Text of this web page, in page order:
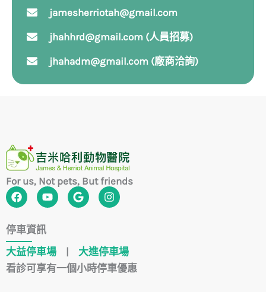
jamesherriotah@gmail.com
jhahhrd@gmail.com (人員招募)
jhahadm@gmail.com (廠商洽詢)
For us, Not pets, But friends
F
a
e
b
o
o
k
Y
o
b
e
G
o
e
I
n
g
r
a
m
停車資訊
大益停車場
大進停車場
看診可享有一個小時停車優惠